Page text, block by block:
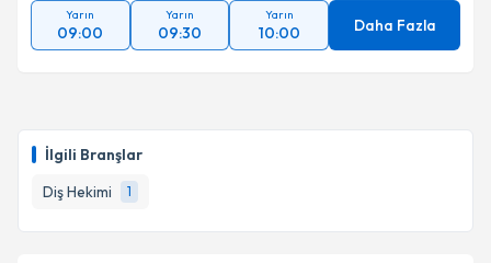
İlgili Branşlar
Diş Hekimi
1
Yarın
09:00
Yarın
09:30
Yarın
10:00 Daha Fazla